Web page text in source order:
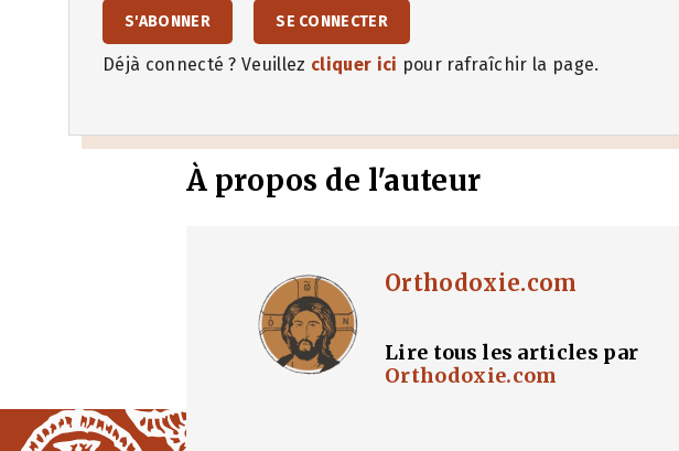
S'ABONNER SE CONNECTER
Déjà connecté ? Veuillez cliquer ici pour rafraîchir la page.
À propos de l'auteur
Orthodoxie.com
Lire tous les articles par
Orthodoxie.com